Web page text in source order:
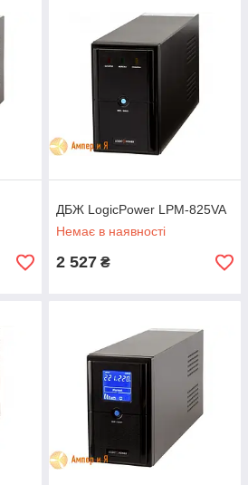
ДБЖ LogicPower LPM-825VA
Немає в наявності
2 527 ₴